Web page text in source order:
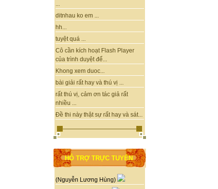
...
ditnhau ko em ...
hh...
tuyệt quá ...
Cô cần kích hoạt Flash Player
của trình duyệt để...
Khong xem duoc...
bài giải rất hay và thú vị ...
rất thú vị, cảm ơn tác giả rất
nhiều ...
Đề thi này thật sự rất hay và sát...
HỖ TRỢ TRỰC TUYẾN
(Nguyễn Lương Hùng)